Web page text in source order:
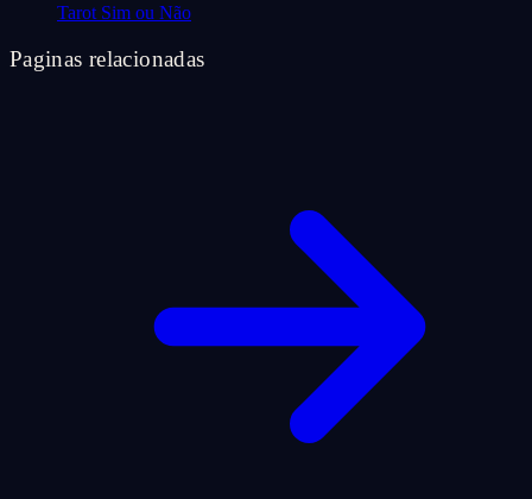
Tarot Sim ou Não
Paginas relacionadas